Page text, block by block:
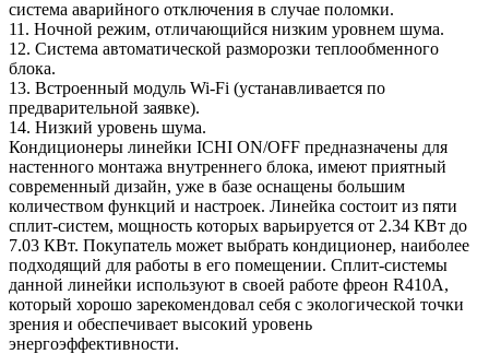
система аварийного отключения в случае поломки.
11. Ночной режим, отличающийся низким уровнем шума.
12. Система автоматической разморозки теплообменного
блока.
13. Встроенный модуль Wi-Fi (устанавливается по
предварительной заявке).
14. Низкий уровень шума.
Кондиционеры линейки ICHI ON/OFF предназначены для
настенного монтажа внутреннего блока, имеют приятный
современный дизайн, уже в базе оснащены большим
количеством функций и настроек. Линейка состоит из пяти
сплит-систем, мощность которых варьируется от 2.34 КВт до
7.03 КВт. Покупатель может выбрать кондиционер, наиболее
подходящий для работы в его помещении. Сплит-системы
данной линейки используют в своей работе фреон R410A,
который хорошо зарекомендовал себя с экологической точки
зрения и обеспечивает высокий уровень
энергоэффективности.